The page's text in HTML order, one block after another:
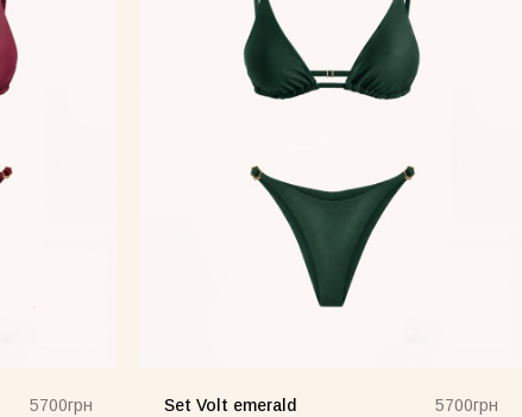
5700грн Set Volt emerald 5700грн